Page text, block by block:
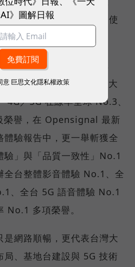
任何地點都能穩定連線的使
國際權威網路分析機構
比結果。今年初，台灣大
4G／5G 在線率全球 No.3、
榮譽，在 Opensignal 最新
體驗報告中，更一舉斬獲全
驗」與「品質一致性」No.1
全台整體影音體驗 No.1、全
、全台 5G 語音體驗 No.1
No.1 多項榮譽。
是網路順暢，更代表台灣大
局、基地台建設與 5G 技術
》圖解日報
意 巨思文化隱私權政策